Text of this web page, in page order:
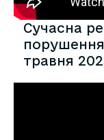
Сучасна
травня